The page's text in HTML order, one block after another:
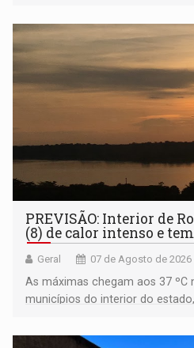
PREVISÃO: Interior de
(8) de calor intenso e
Geral 07 de Agosto de 2026
As máximas chegam aos 37 ºC
municípios do interior do